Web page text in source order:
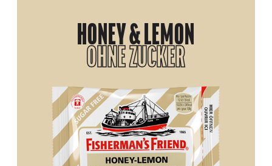
HONEY & LEMON
OHNE ZUCKER